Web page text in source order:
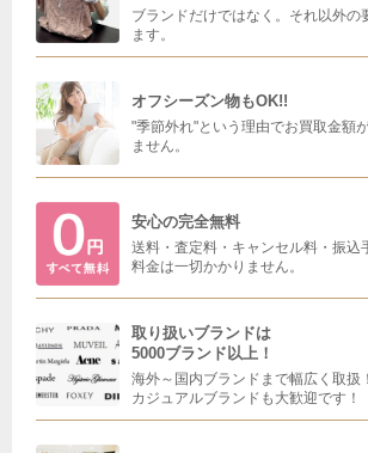
ブランドだけではなく。それ以外の
ます。
オフシーズン物もOK!!
"季節外れ"という理由でお買取金額
ません。
安心の完全無料
送料・査定料・キャンセル料・振込
料金は一切かかりません。
取り扱いブランドは
5000ブランド以上！
海外～国内ブランドまで幅広く取扱！
カジュアルブランドも大歓迎です！